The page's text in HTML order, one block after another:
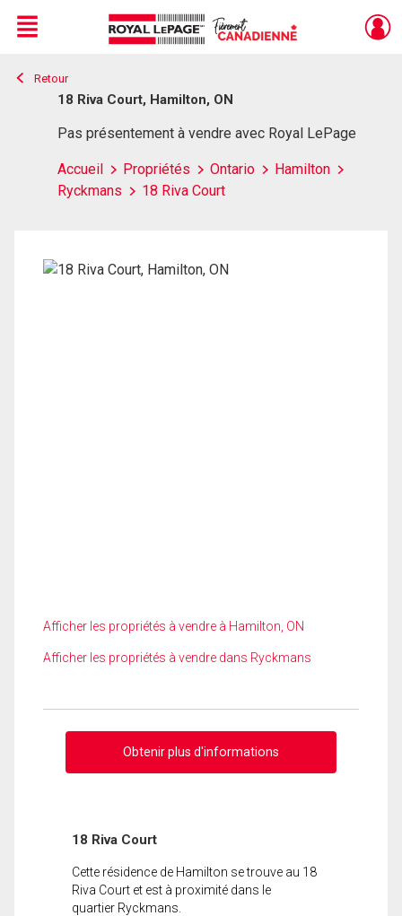
Live
En Direct
Menu
Retour
18 Riva Court, Hamilton, ON
Pas présentement à vendre avec Royal LePage
Accueil Propriétés Ontario
Hamilton
Ryckmans
18 Riva Court
Afficher les propriétés à vendre à Hamilton, ON
Afficher les propriétés à vendre dans Ryckmans
Obtenir plus d'informations
18 Riva Court
Cette résidence de Hamilton se trouve au 18
Riva Court et est à proximité dans le
quartier Ryckmans.